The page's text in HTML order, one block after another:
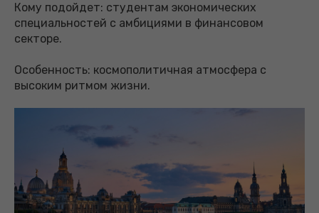
Кому подойдет: студентам экономических
специальностей с амбициями в финансовом
секторе.
Особенность: космополитичная атмосфера с
высоким ритмом жизни.